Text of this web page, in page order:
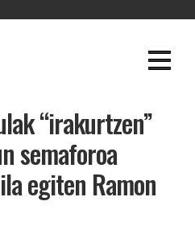
“irakurtzen”
semaforoa
egiten Ramon